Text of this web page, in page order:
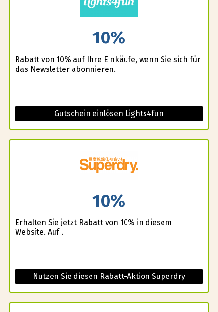
10%
Rabatt von 10% auf Ihre Einkäufe, wenn Sie sich für
das Newsletter abonnieren.
Gutschein einlösen Lights4fun
10%
Erhalten Sie jetzt Rabatt von 10% in diesem
Website. Auf .
Nutzen Sie diesen Rabatt-Aktion Superdry